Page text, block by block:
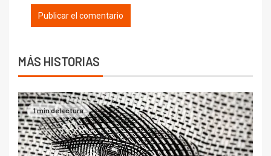
MÁS HISTORIAS
1 min de lectura